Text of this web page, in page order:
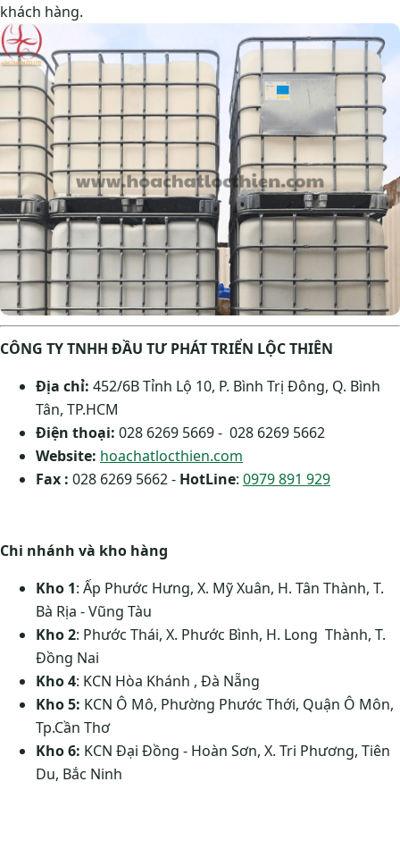
khách hàng.
CÔNG TY TNHH ĐẦU TƯ PHÁT TRIỂN LỘC THIÊN
Địa chỉ: 452/6B Tỉnh Lộ 10, P. Bình Trị Đông, Q. Bình
Tân, TP.HCM
Điện thoại: 028 6269 5669 - 028 6269 5662
Website: hoachatlocthien.com
Fax : 028 6269 5662 - HotLine: 0979 891 929
Chi nhánh và kho hàng
Kho 1: Ấp Phước Hưng, X. Mỹ Xuân, H. Tân Thành, T.
Bà Rịa - Vũng Tàu
Kho 2: Phước Thái, X. Phước Bình, H. Long Thành, T.
Đồng Nai
Kho 4: KCN Hòa Khánh , Đà Nẵng
Kho 5: KCN Ô Mô, Phường Phước Thới, Quận Ô Môn,
Tp.Cần Thơ
Kho 6: KCN Đại Đồng - Hoàn Sơn, X. Tri Phương, Tiên
Du, Bắc Ninh